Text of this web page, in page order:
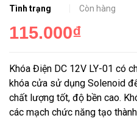
Tình trạng
Còn hàng
115.000₫
Khóa Điện DC 12V LY-01 có
khóa cửa sử dụng Solenoid
chất lượng tốt, độ bền cao.
các mạch chức năng tạo